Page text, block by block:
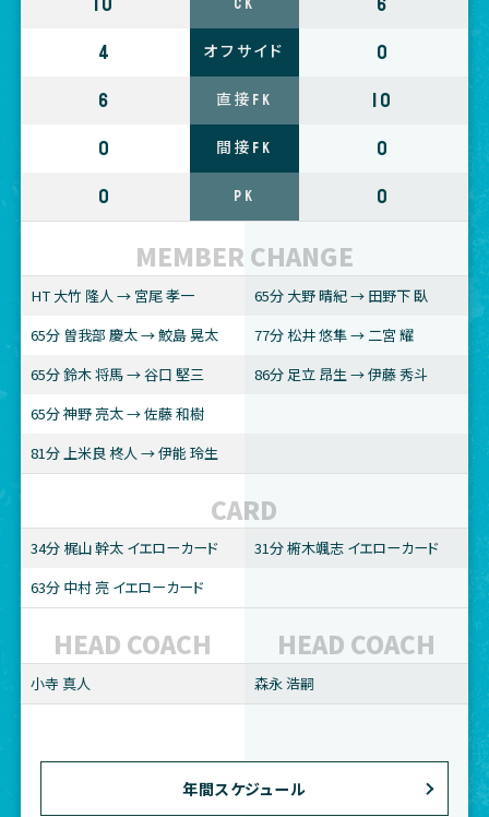
4
オフサイド
0
6
直接FK
10
0
間接FK
0
0
PK 0
MEMBER CHANGE
HT 大竹 隆人 → 宮尾 孝一
65分 大野 晴紀 → 田野下 臥
65分 曽我部 慶太 → 鮫島 晃太
77分 松井 悠隼 → 二宮 耀
65分 鈴木 将馬 → 谷口 堅三
86分 足立 昂生 → 伊藤 秀斗
65分 神野 亮太 → 佐藤 和樹
81分 上米良 柊人 → 伊能 玲生
CARD
34分 梶山 幹太 イエローカード
31分 椨木颯志 イエローカード
63分 中村 亮 イエローカード
HEAD COACH
小寺 真人
HEAD COACH
森永 浩嗣
年間スケジュール